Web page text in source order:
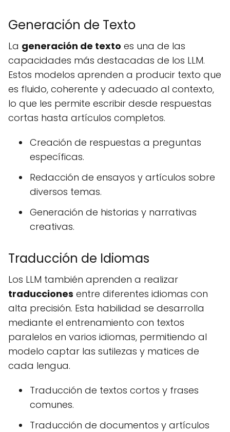
Generación de Texto
La generación de texto es una de las
capacidades más destacadas de los LLM.
Estos modelos aprenden a producir texto que
es fluido, coherente y adecuado al contexto,
lo que les permite escribir desde respuestas
cortas hasta artículos completos.
Creación de respuestas a preguntas
específicas.
Redacción de ensayos y artículos sobre
diversos temas.
Generación de historias y narrativas
creativas.
Traducción de Idiomas
Los LLM también aprenden a realizar
traducciones entre diferentes idiomas con
alta precisión. Esta habilidad se desarrolla
mediante el entrenamiento con textos
paralelos en varios idiomas, permitiendo al
modelo captar las sutilezas y matices de
cada lengua.
Traducción de textos cortos y frases
comunes.
Traducción de documentos y artículos